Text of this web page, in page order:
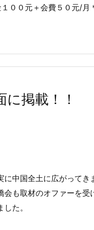
＋会費５０元/月
掲載！！
中国全土に広がってき
会も取材のオファーを受
た。